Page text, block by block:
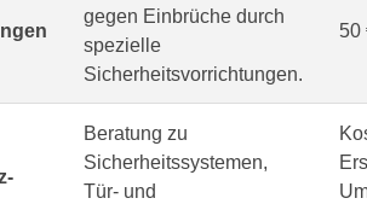
gegen Einbrüche durch
spezielle
Sicherheitsvorrichtungen.
50
Beratung zu
Sicherheitssystemen,
Tür- und